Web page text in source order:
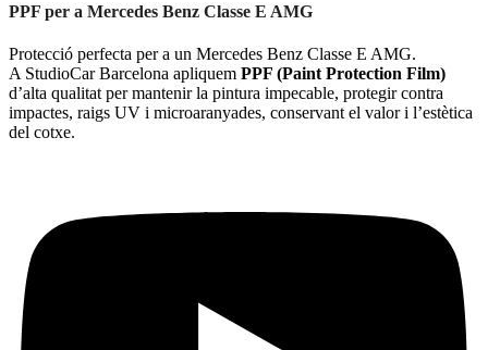
PPF per a Mercedes Benz Classe E AMG
Protecció perfecta per a un Mercedes Benz Classe E AMG.
A StudioCar Barcelona apliquem PPF (Paint Protection Film)
d’alta qualitat per mantenir la pintura impecable, protegir contra
impactes, raigs UV i microaranyades, conservant el valor i l’estètica
del cotxe.